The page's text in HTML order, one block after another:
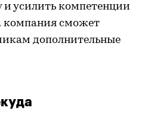
и усилить компетенции
компания сможет
дополнительные